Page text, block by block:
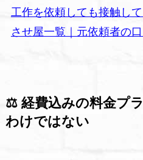
工作を依頼しても接触し
させ屋一覧｜元依頼者の
⚖️ 経費込みの料金プ
わけではない